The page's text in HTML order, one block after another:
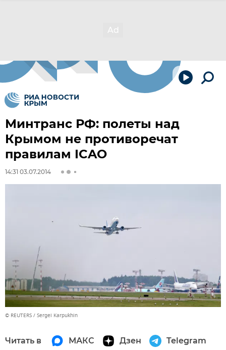
Минтранс РФ: полеты над
Крымом не противоречат
правилам ICAO
14:31 03.07.2014
© REUTERS / Sergei Karpukhin
Читать в МАКС Дзен Telegram